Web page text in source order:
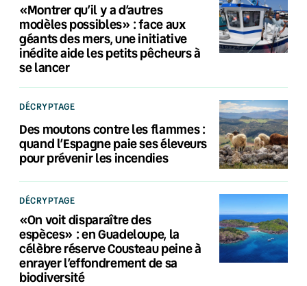
«Montrer qu’il y a d’autres
modèles possibles» : face aux
géants des mers, une initiative
inédite aide les petits pêcheurs à
se lancer
DÉCRYPTAGE
Des moutons contre les flammes :
quand l’Espagne paie ses éleveurs
pour prévenir les incendies
DÉCRYPTAGE
«On voit disparaître des
espèces» : en Guadeloupe, la
célèbre réserve Cousteau peine à
enrayer l’effondrement de sa
biodiversité